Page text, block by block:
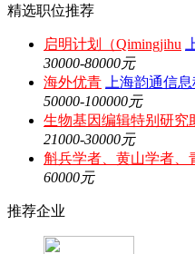
精选职位推荐
启明计划（Qimingjihu
30000-80000元
海外优青
上海韵通信
50000-100000元
生物基因编辑特别研究
21000-30000元
斛兵学者、黄山学者、
60000元
推荐企业